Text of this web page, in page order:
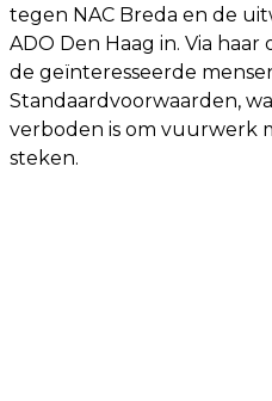
tegen NAC Breda en de
ADO Den Haag in. Via
de geïnteresseerde
Standaardvoorwaarden,
verboden is om vuurwerk
steken.